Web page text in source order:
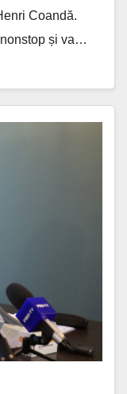
Coandă.
și va…